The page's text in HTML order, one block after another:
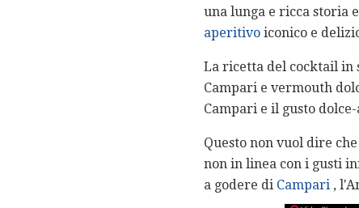
una lunga e ricca storia
aperitivo iconico e
La ricetta del cocktail in
Campari e vermouth
Campari e il gusto
Questo non vuol dire
non in linea con i gusti
a godere di Campari ,